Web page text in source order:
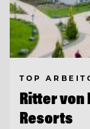
TOP
Ritter
Resorts